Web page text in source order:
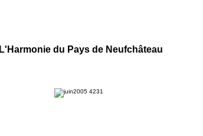
L'Harmonie du Pays de Neufchâteau